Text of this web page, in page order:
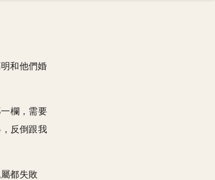
和他們婚
欄，需要
反倒跟我
都失敗